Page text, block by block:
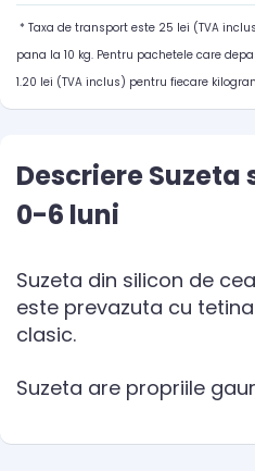
* Taxa de transport este 25 lei (TVA
pana la 10 kg. Pentru pachetele care
1.20 lei (TVA inclus) pentru fiecare
Descriere
0-6 luni
Suzeta din silicon de
este prevazuta cu
clasic.
Suzeta are propriile